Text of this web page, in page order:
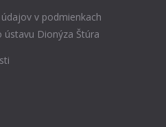
v podmienkach
Dionýza Štúra